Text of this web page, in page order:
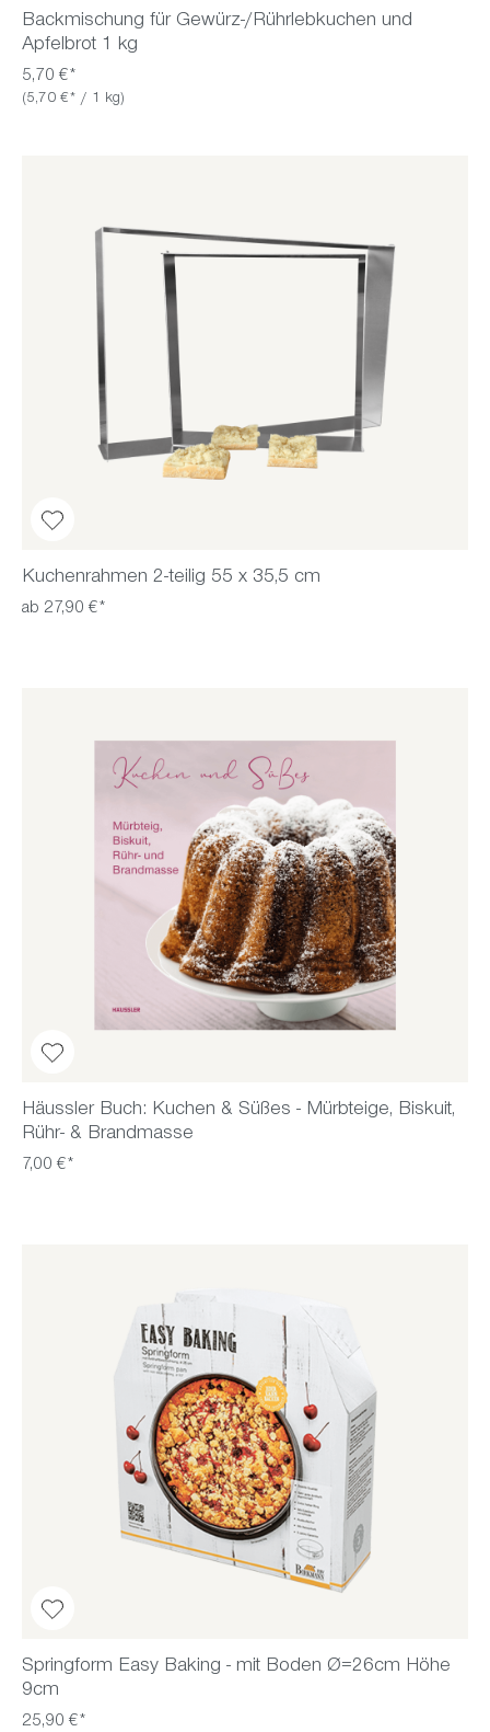
Backmischung für Gewürz-/Rührlebkuchen und
Apfelbrot 1 kg
5,70 €*
(5,70 €* / 1 kg)
Kuchenrahmen 2-teilig 55 x 35,5 cm
ab 27,90 €*
Häussler Buch: Kuchen & Süßes - Mürbteige, Biskuit,
Rühr- & Brandmasse
7,00 €*
Springform Easy Baking - mit Boden Ø=26cm Höhe
9cm
25,90 €*